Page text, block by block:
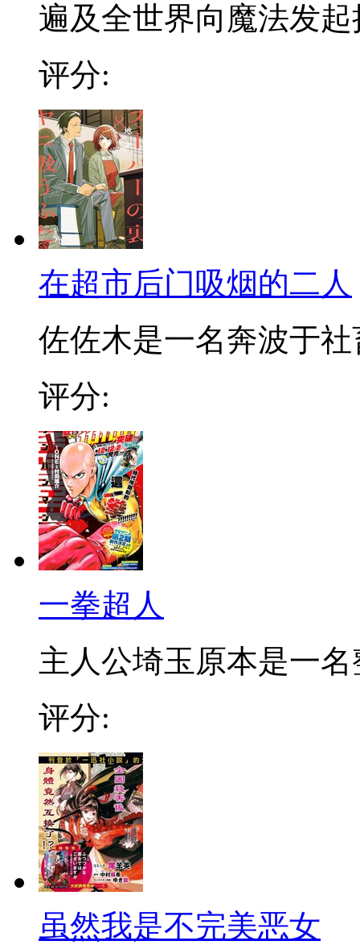
遍及全世界向魔法发起
评分:
在超市后门吸烟的二人
佐佐木是一名奔波于社
评分:
一拳超人
主人公埼玉原本是一名
评分:
虽然我是不完美恶女